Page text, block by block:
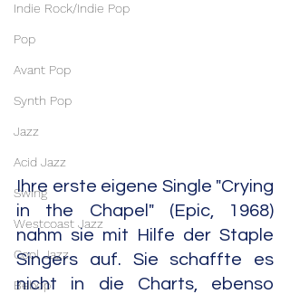
Indie Rock/Indie Pop
Pop
Avant Pop
Synth Pop
Jazz
Acid Jazz
Swing
Westcoast Jazz
Cool Jazz
Bebop
Ihre erste eigene Single "Crying
in the Chapel" (Epic, 1968)
nahm sie mit Hilfe der Staple
Singers auf. Sie schaffte es
nicht in die Charts, ebenso